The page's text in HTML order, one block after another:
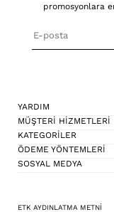
promosyonlara
YARDIM
MÜŞTERİ HİZMETLERİ
KATEGORİLER
ÖDEME YÖNTEMLERİ
SOSYAL MEDYA
ETK AYDINLATMA METNİ